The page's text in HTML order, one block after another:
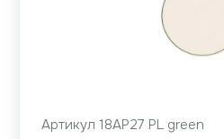
Артикул 18AP27 PL green